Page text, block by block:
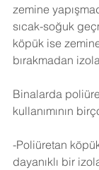
zemine
sıcak-soğuk
köpük ise
bırakmadan
Binalarda
kullanımının
-Poliüretan
dayanıklı bir